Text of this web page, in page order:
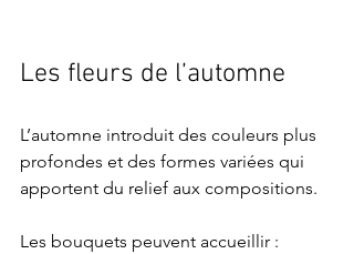
Les fleurs de l’automne
L’automne introduit des couleurs plus
profondes et des formes variées qui
apportent du relief aux compositions.
Les bouquets peuvent accueillir :